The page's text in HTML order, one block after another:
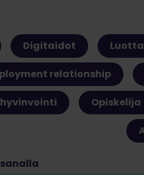
Digitaidot
relationship
Opiskelija